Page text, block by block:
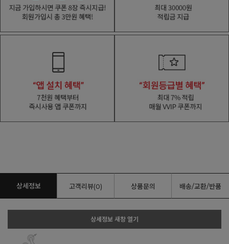
상세정보 고객리뷰(0) 상품문의 배송/교환/반품
상세정보 새창 열기